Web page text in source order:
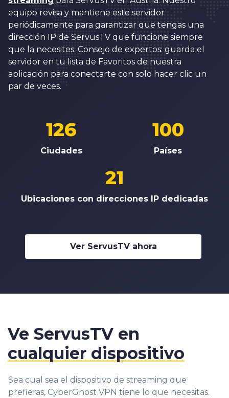
equipo revisa y mantiene este servidor
periódicamente para garantizar que tengas una
dirección IP de ServusTV que funcione siempre
que la necesites. Consejo de expertos: guarda el
servidor en tu lista de Favoritos de nuestra
aplicación para conectarte con solo hacer clic un
par de veces.
Ciudades
126
Países
100
Ubicaciones con direcciones IP dedicadas
21
Ver ServusTV ahora
Ve ServusTV en
cualquier dispositivo
Sea cual sea el dispositivo de streaming que
prefieras, CyberGhost VPN tiene lo que necesitas.